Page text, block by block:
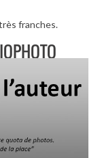
franches.